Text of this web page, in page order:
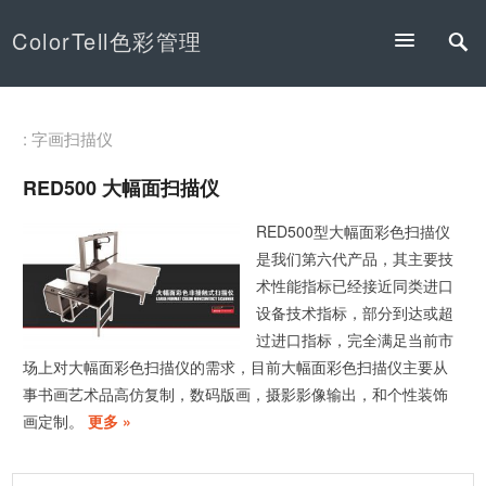
ColorTell色彩管理
: 字画扫描仪
RED500 大幅面扫描仪
RED500型大幅面彩色扫描仪
是我们第六代产品，其主要技
术性能指标已经接近同类进口
设备技术指标，部分到达或超
过进口指标，完全满足当前市
场上对大幅面彩色扫描仪的需求，目前大幅面彩色扫描仪主要从
事书画艺术品高仿复制，数码版画，摄影影像输出，和个性装饰
画定制。
更多 »